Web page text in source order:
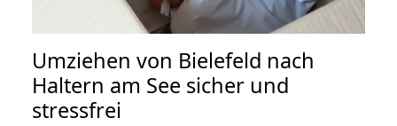
Umziehen von Bielefeld nach
Haltern am See sicher und
stressfrei